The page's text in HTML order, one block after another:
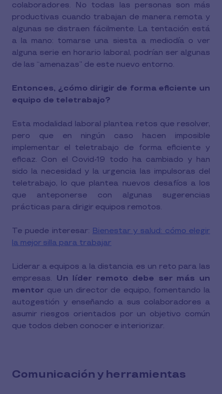
colaboradores. No todas las personas son más
productivas cuando trabajan de manera remota y
algunas se distraen fácilmente. La tentación está
a la mano: tomarse una siesta a mediodía o ver
alguna serie en horario laboral, podrían ser algunas
de las “amenazas” de este nuevo entorno.
Entonces, ¿cómo dirigir de forma eficiente un
equipo de teletrabajo?
Esta modalidad laboral plantea retos que resolver,
pero que en ningún caso hacen imposible
implementar el teletrabajo de forma eficiente y
eficaz. Con el Covid-19 todo ha cambiado y han
sido la necesidad y la urgencia las impulsoras del
teletrabajo, lo que plantea nuevos desafíos a los
que anteponerse con algunas sugerencias
prácticas para dirigir equipos remotos.
Te puede interesar: Bienestar y salud: cómo elegir
la mejor silla para trabajar
Liderar a equipos a la distancia es un reto para las
empresas. Un líder remoto debe ser más un
mentor que un director de equipo, fomentando la
autogestión y enseñando a sus colaboradores a
asumir riesgos orientados por un objetivo común
que todos deben conocer e interiorizar.
Comunicación y herramientas